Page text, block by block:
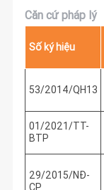
Căn cứ pháp lý
Số ký hiệu
53/2014/QH13
01/2021/TT-
BTP
29/2015/NĐ-
CP